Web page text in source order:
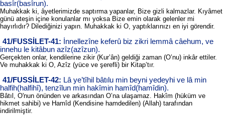
basîr(basîrun).
Muhakkak ki, âyetlerimizde saptırma yapanlar, Bize gizli kalmazlar. Kıyâmet
günü ateşin içine konulanlar mı yoksa Bize emin olarak gelenler mi
hayırlıdır? Dilediğinizi yapın. Muhakkak ki O, yaptıklarınızı en iyi görendir.
41/FUSSİLET-41: İnnellezîne keferû biz zikri lemmâ câehum, ve
innehu le kitâbun azîz(azîzun).
Gerçekten onlar, kendilerine zikir (Kur’ân) geldiği zaman (O’nu) inkâr ettiler.
Ve muhakkak ki O, Azîz (yüce ve şerefli) bir Kitap’tır.
41/FUSSİLET-42: Lâ ye’tîhil bâtılu min beyni yedeyhi ve lâ min
halfih(halfihî), tenzîlun min hakîmin hamîd(hamîdin).
Bâtıl, O'nun önünden ve arkasından O’na ulaşamaz. Hakîm (hüküm ve
hikmet sahibi) ve Hamîd (Kendisine hamdedilen) (Allah) tarafından
indirilmiştir.